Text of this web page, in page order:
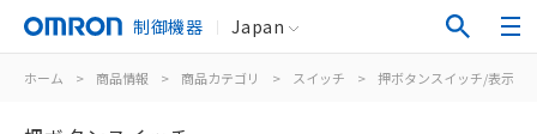
制御機器 Japan
ホーム > 商品情報 > 商品カテゴリ > スイッチ > 押ボタンスイッチ/表示灯